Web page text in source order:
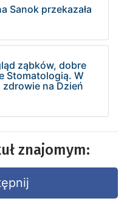
Sanok przekazała
ząbków, dobre
Stomatologią. W
na Dzień
znajomym: